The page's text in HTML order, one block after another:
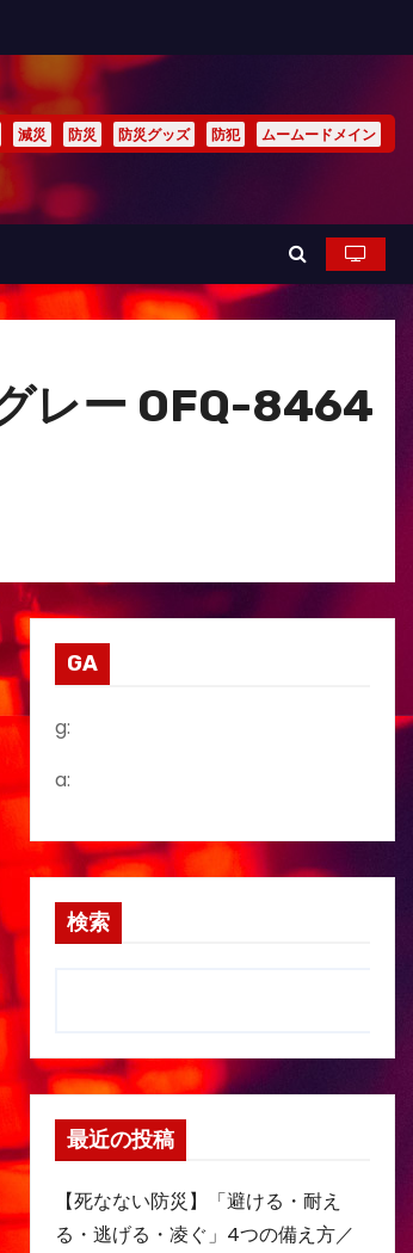
減災 防災 防災グッズ 防犯 ムームードメイン
レー OFQ-8464
GA
g:
a:
検索
最近の投稿
【死なない防災】「避ける・耐え
る・逃げる・凌ぐ」4つの備え方／